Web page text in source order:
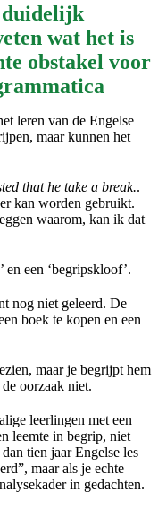
duidelijk
wat het is
obstakel voor
leren van de Engelse
maar kunnen het
that he take a break..
kan worden gebruikt.
waarom, kan ik dat
een ‘begripskloof’.
nog niet geleerd. De
boek te kopen en een
maar je begrijpt hem
oorzaak niet.
leerlingen met een
leemte in begrip, niet
tien jaar Engelse les
maar als je echte
in gedachten.